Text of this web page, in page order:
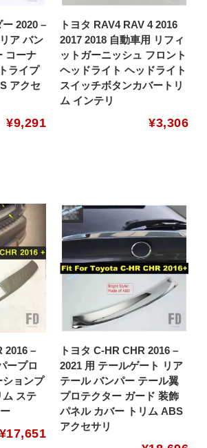
ー 2020 –
ア バン
コーナ
ライプ
アクセ
¥9,291
トヨタ RAV4 RAV 4 2016
2017 2018 自動車用 リフィ
ットガーニッシュ フロント
ヘッドライト ヘッドライト
スイッチボタンカバートリ
ム インテリ
¥3,306
2016 –
ープロ
ションプ
ム ステ
¥17,651
トヨタ C-HR CHR 2016 –
2021 用 テールゲート リア
テール バンパー テール翼
プロテクター ガード 装飾
パネル カバー トリム ABS
アクセサリ